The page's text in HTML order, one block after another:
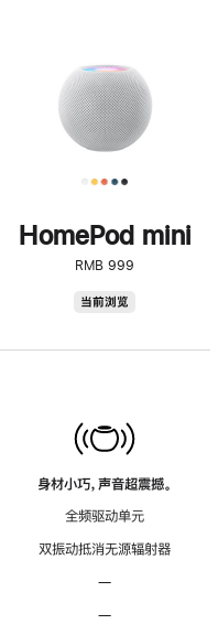
HomePod mini
RMB 999
当前浏览
身材小巧，声音超震撼。
全频驱动单元
双振动抵消无源辐射器
—
—